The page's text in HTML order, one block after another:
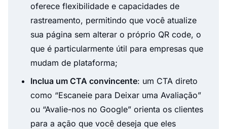
oferece flexibilidade e capacidades de
rastreamento, permitindo que você atualize
sua página sem alterar o próprio QR code, o
que é particularmente útil para empresas que
mudam de plataforma;
Inclua um CTA convincente: um CTA direto
como “Escaneie para Deixar uma Avaliação”
ou “Avalie-nos no Google” orienta os clientes
para a ação que você deseja que eles